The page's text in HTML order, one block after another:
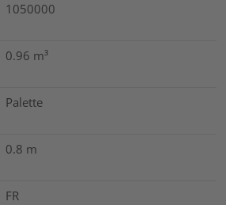
1050000
0.96 m³
Palette
0.8 m
FR